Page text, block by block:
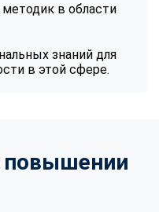
в области
знаний для
в этой сфере.
повышении